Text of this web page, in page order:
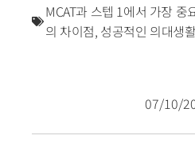
MCAT과 스텝 1에서 가장 중
의 차이점, 성공적인 의대생
07/10/